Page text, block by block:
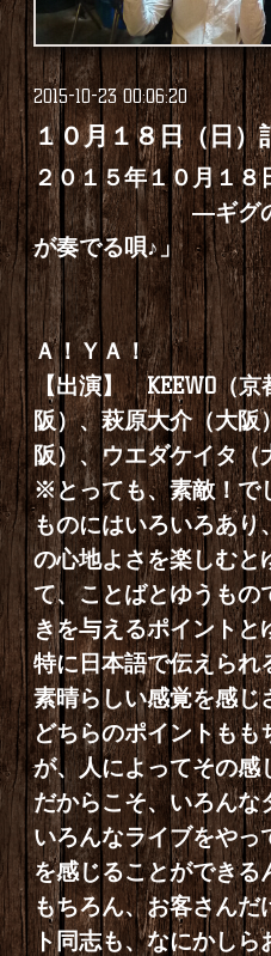
2015-10-23 00:06:20
１０月１８日（日）
２０１５年１０月１８
―ギグのつぼ
が奏でる唄♪」
at 神戸
Ａ！ＹＡ！
【出演】 KEEWO（
阪）、萩原大介（大阪
阪）、ウエダケイタ（
※とっても、素敵！で
ものにはいろいろあり
の心地よさを楽しむと
て、ことばとゆうもの
きを与えるポイントと
特に日本語で伝えられ
素晴らしい感覚を感じ
どちらのポイントもも
が、人によってその感
だからこそ、いろんな
いろんなライブをやっ
を感じることができる
もちろん、お客さん
ト同志も、なにかし